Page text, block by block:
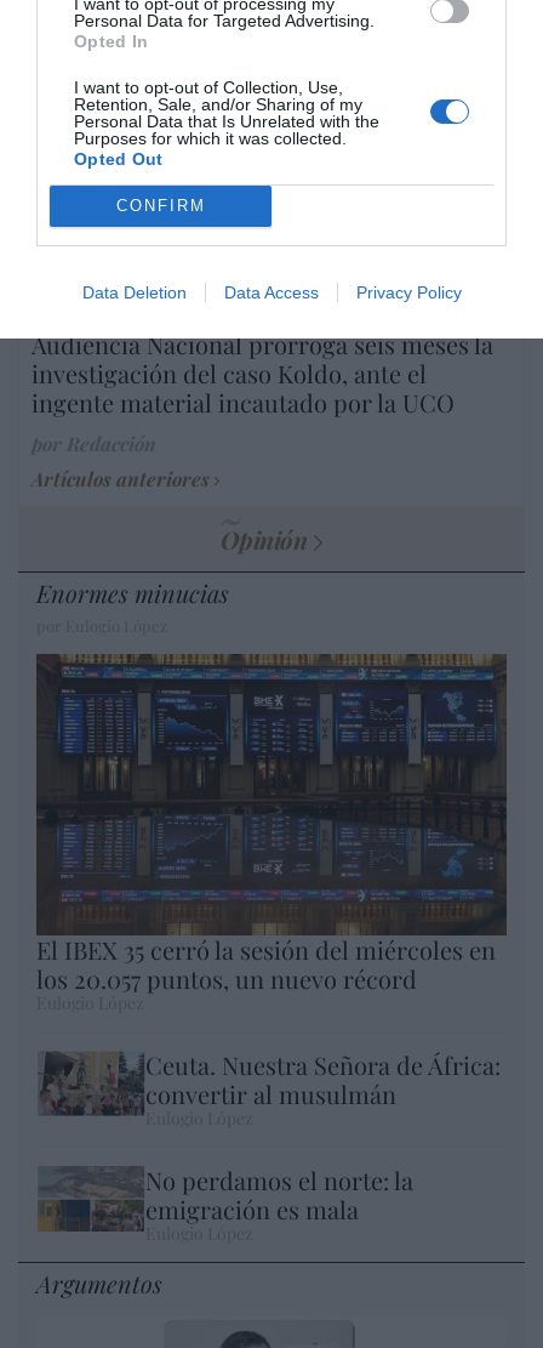
Personal Data for Targeted Advertising.
Opted In
I want to opt-out of Collection, Use,
Retention, Sale, and/or Sharing of my
Personal Data that Is Unrelated with the
Purposes for which it was collected.
Opted Out
CONFIRM
Data Deletion Data Access Privacy Policy
Marcelo Gullo: “El trabajo de desmitificar la
historia, de poner la verdadera, de
desmontar la falsificación, es un trabajo
cristiano"
por Hispanidad
Artículos anteriores
DIARIO DE LA CORRUPCIÓN SANCHISTA
Audiencia Nacional prorroga seis meses la
investigación del caso Koldo, ante el
ingente material incautado por la UCO
Artículos anteriores
Opinión
Enormes minucias
El IBEX 35 cerró la sesión del miércoles en
los 20.057 puntos, un nuevo récord
Ceuta. Nuestra Señora de África:
convertir al musulmán
No perdamos el norte: la
emigración es mala
Argumentos